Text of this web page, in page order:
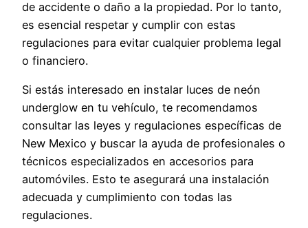
de accidente o daño a la propiedad. Por lo tanto,
es esencial respetar y cumplir con estas
regulaciones para evitar cualquier problema legal
o financiero.
Si estás interesado en instalar luces de neón
underglow en tu vehículo, te recomendamos
consultar las leyes y regulaciones específicas de
New Mexico y buscar la ayuda de profesionales o
técnicos especializados en accesorios para
automóviles. Esto te asegurará una instalación
adecuada y cumplimiento con todas las
regulaciones.